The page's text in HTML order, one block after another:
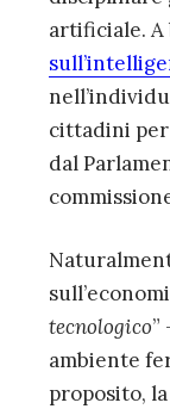
artificiale. A
cittadini per
dal
tecnologico”
ambiente
proposito,